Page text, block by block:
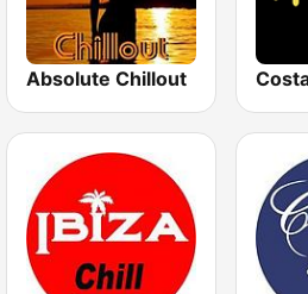
Absolute Chillout